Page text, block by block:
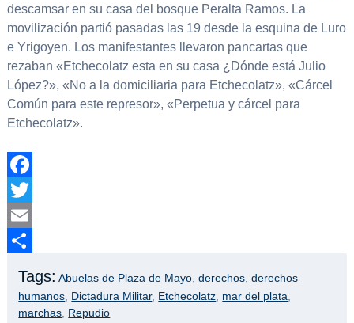
descamsar en su casa del bosque Peralta Ramos. La
movilización partió pasadas las 19 desde la esquina de Luro
e Yrigoyen. Los manifestantes llevaron pancartas que
rezaban «Etchecolatz esta en su casa ¿Dónde está Julio
López?», «No a la domiciliaria para Etchecolatz», «Cárcel
Común para este represor», «Perpetua y cárcel para
Etchecolatz».
Facebook
Twitter
Email
Tags: Abuelas de Plaza de Mayo,derechos,derechos
humanos, Dictadura Militar, Etchecolatz, mar del plata,
marchas, Repudio